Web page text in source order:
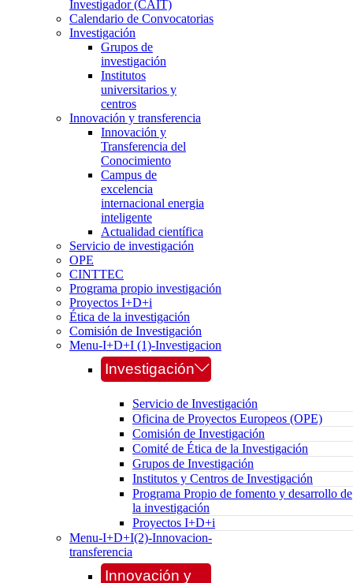
Investigador (CAIT)
Calendario de Convocatorias
Investigación
Grupos de
investigación
Institutos
universitarios y
centros
Innovación y transferencia
Innovación y
Transferencia del
Conocimiento
Campus de
excelencia
internacional energia
inteligente
Actualidad científica
Servicio de investigación
OPE
CINTTEC
Programa propio investigación
Proyectos I+D+i
Ética de la investigación
Comisión de Investigación
Menu-I+D+I (1)-Investigacion
Investigación
Servicio de Investigación
Oficina de Proyectos Europeos (OPE)
Comisión de Investigación
Comité de Ética de la Investigación
Grupos de Investigación
Institutos y Centros de Investigación
Programa Propio de fomento y desarrollo de
la investigación
Proyectos I+D+i
Menu-I+D+I(2)-Innovacion-
transferencia
Innovación y